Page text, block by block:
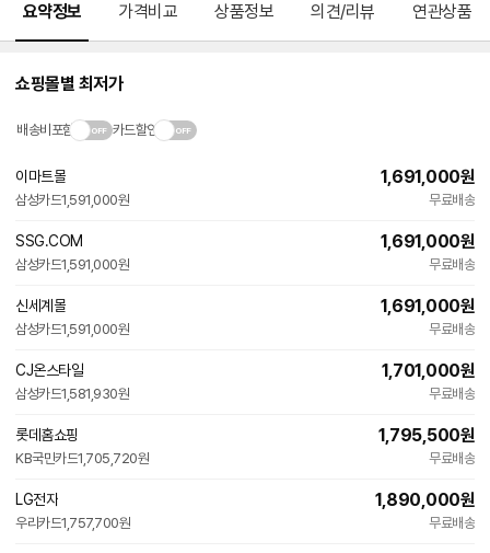
요약정보 가격비교 상품정보 의견/리뷰 연관상품
쇼핑몰별 최저가
배송비포함 카드할인
이마트몰
삼성카드1,591,000원
1,691,000원
무료배송
SSG.COM
삼성카드1,591,000원
1,691,000원
무료배송
신세계몰
삼성카드1,591,000원
1,691,000원
무료배송
CJ온스타일
삼성카드1,581,930원
1,701,000원
무료배송
롯데홈쇼핑
KB국민카드1,705,720원
1,795,500원
무료배송
LG전자
우리카드1,757,700원
1,890,000원
무료배송